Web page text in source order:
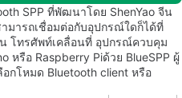
SPP ที่พัฒนาโดย ShenYao จีน
มารถเชื่อมต่อกับอุปกรณ์ใดก็ได้ที่
โทรศัพท์เคลื่อนที่ อุปกรณ์ควบคุม
หรือ Raspberry Piด้วย BlueSPP ผู้
กโหมด Bluetooth client หรือ